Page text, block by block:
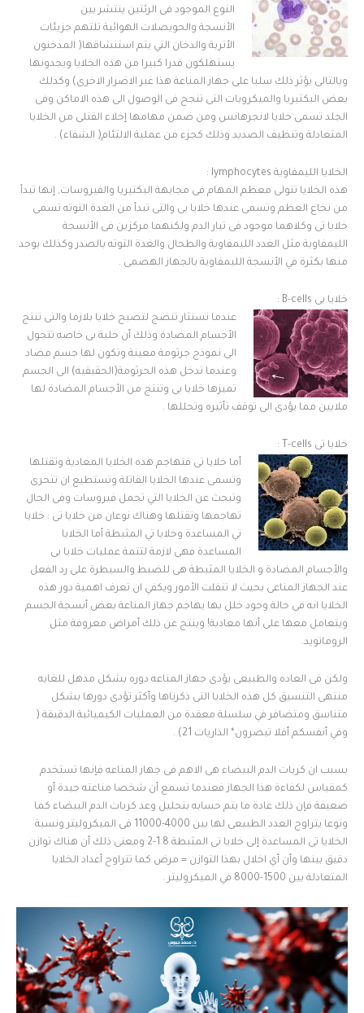
النوع الموجود فى الرئتين ينتشر بين
الأنسجة والحويصلات الهوائية تلتهم جزيئات
الأتربة والدخان التي يتم استنشاقها( المدخنون
يستهلكون قدرا كبيرا من هذه الخلايا ويجدونها
وبالتالى يؤثر ذلك سلبا على جهاز المناعة هذا غير الاضرار الاخرى) وكذلك
بعض البكتيريا والميكروبات التى تنجح فى الوصول الى هذه الاماكن وفى
الجلد تسمى خلايا لانجرهانس ومن ضمن مهامها إخلاء القتلى من الخلايا
المتعادلة وتنظيف الصديد وذلك كجزء من عملية الالتئام( الشفاء) .
الخلايا الليمفاوية lymphocytes :
هذه الخلايا تتولى معظم المهام فى مجابهة البكتيريا والفيروسات, إنها تبدأ
من نخاع العظم وتسمى عندها خلايا بى والتى تبدأ من الغدة التوته تسمى
خلايا تى وكلاهما موجود فى تيار الدم ولكنهما مركزين فى الأنسجة
الليمفاوية مثل الغدد الليمفاوية والطحال والغدة التوته بالصدر وكذلك يوجد
منها بكثرة في الأنسجة الليمفاوية بالجهاز الهضمى .
خلايا بى B-cells :
عندما تستثار تنضج لتصبح خلايا بلازما والتى تنتج
الأجسام المضادة وذلك أن خلية بى خاصه تتحول
الى نموذج جرثومة معينة وتكون لها جسم مضاد
وعندما تدخل هذه الجرثومة(الحقيقيه) الى الجسم
تميزها خلايا بى وتنتج من الأجسام المضادة لها
ملايين مما يؤدى الى توقف تأثيره وتحللها .
خلايا تى T-cells :
أما خلايا تى فتهاجم هذه الخلايا المعادية وتقتلها
وتسمى عندها الخلايا القاتلة وتستطيع ان تتحرى
وتبحث عن الخلايا التي تحمل فيروسات وفى الحال
تهاجمها وتقتلها وهناك نوعان من خلايا تى : خلايا
تي المساعدة وخلايا تي المثبطة أما الخلايا
المساعدة فهى لازمة لتتمة عمليات خلايا بى
والأجسام المضادة و الخلايا المثبطة هى للضبط والسيطرة على رد الفعل
عند الجهاز المناعى بحيث لا تنفلت الأمور ويكفي ان تعرف اهمية دور هذه
الخلايا انه فى حالة وجود خلل بها يهاجم جهاز المناعة بعض أنسجة الجسم
ويتعامل معها على أنها معادية! وينتج عن ذلك أمراض معروفة مثل
الروماتويد.
ولكن فى العاده والطبيعى يؤدى جهاز المناعه دوره بشكل مذهل للغايه
منتهى التنسيق كل هذه الخلايا التى ذكرناها وأكثر تؤدى دورها بشكل
متناسق ومتضافر في سلسلة معقدة من العمليات الكيميائية الدقيقة (
وفي أنفسكم أفلا تبصرون* الذاريات 21) .
بسبب ان كريات الدم البيضاء هى الاهم فى جهاز المناعه فإنها تستخدم
كمقياس لكفاءة هذا الجهاز فعندما تسمع أن شخصا مناعته جيدة أو
ضعيفة فإن ذلك عادة ما يتم حسابه بتحليل وعد كريات الدم البيضاء كما
ونوعا يتراوح العدد الطبيعى لها بين 4000-11000 فى الميكروليتر ونسبة
الخلايا تى المساعدة إلى خلايا تى المثبطة 1.8-2 ومعنى ذلك أن هناك توازن
دقيق بينها وأن أي اخلال بهذا التوازن = مرض كما تتراوح أعداد الخلايا
المتعادلة بين 1500-8000 في الميكروليتر .